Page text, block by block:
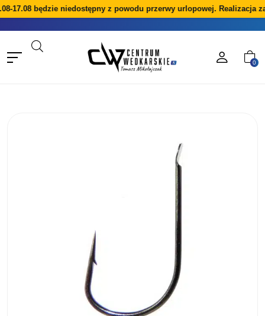
17.08 będzie niedostępny z powodu przerwy urlopowej. Realizacja
0